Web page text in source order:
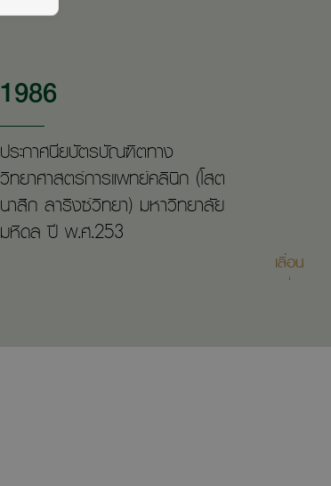
1986
ประกาศนียบัตรบัณฑิตทาง
วิทยาศาสตร์การแพทย์คลินิก (โสต
นาสิก ลาริงซ์วิทยา) มหาวิทยาลัย
มหิดล ปี พ.ศ.253
เลื่อน